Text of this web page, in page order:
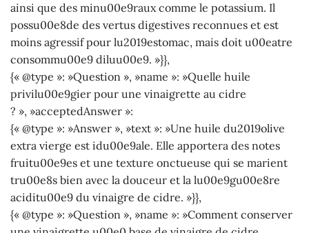
ainsi que des minu00e9raux comme le potassium. Il
possu00e8de des vertus digestives reconnues et est
moins agressif pour lu2019estomac, mais doit u00eatre
consommu00e9 diluu00e9. »}},
{« @type »: »Question », »name »: »Quelle huile
privilu00e9gier pour une vinaigrette au cidre
? », »acceptedAnswer »:
{« @type »: »Answer », »text »: »Une huile du2019olive
extra vierge est idu00e9ale. Elle apportera des notes
fruitu00e9es et une texture onctueuse qui se marient
tru00e8s bien avec la douceur et la lu00e9gu00e8re
aciditu00e9 du vinaigre de cidre. »}},
{« @type »: »Question », »name »: »Comment conserver